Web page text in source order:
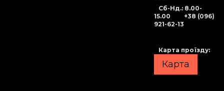
Сб-Нд.: 8.00-
15.00 +38 (096)
921-62-13
Карта проїзду:
Карта